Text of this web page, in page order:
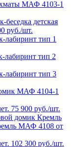
МАФ 4103-1
беседка детская
руб./шт.
лабиринт тип 1
лабиринт тип 2
лабиринт тип 3
МАФ 4104-1
75 900 руб./шт.
домик Кремль
МАФ 4108 от
102 300 руб./шт.